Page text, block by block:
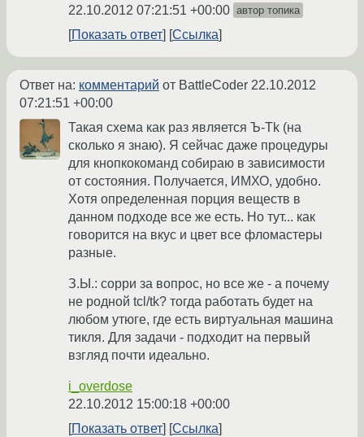
22.10.2012 07:21:51 +00:00 автор топика
Показать ответ Ссылка
Ответ на: комментарий от BattleCoder 22.10.2012
07:21:51 +00:00
Такая схема как раз является Ъ-Tk (на
сколько я знаю). Я сейчас даже процедуры
для кнопкокоманд собираю в зависимости
от состояния. Получается, ИМХО, удобно.
Хотя определенная порция веществ в
данном подходе все же есть. Но тут... как
говорится на вкус и цвет все фломастеры
разные.
З.Ы.: сорри за вопрос, но все же - а почему
не родной tcl/tk? тогда работать будет на
любом утюге, где есть виртуальная машина
тикля. Для задачи - подходит на первый
взгляд почти идеально.
i_overdose
22.10.2012 15:00:18 +00:00
Показать ответ
Ссылка